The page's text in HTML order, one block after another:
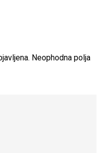
Neophodna polja